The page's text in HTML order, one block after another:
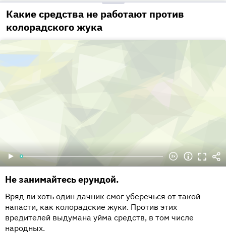
Какие средства не работают против
колорадского жука
Не занимайтесь ерундой.
Вряд ли хоть один дачник смог уберечься от такой
напасти, как колорадские жуки. Против этих
вредителей выдумана уйма средств, в том числе
народных.